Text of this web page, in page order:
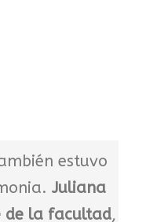
estuvo
Juliana
de la facultad,